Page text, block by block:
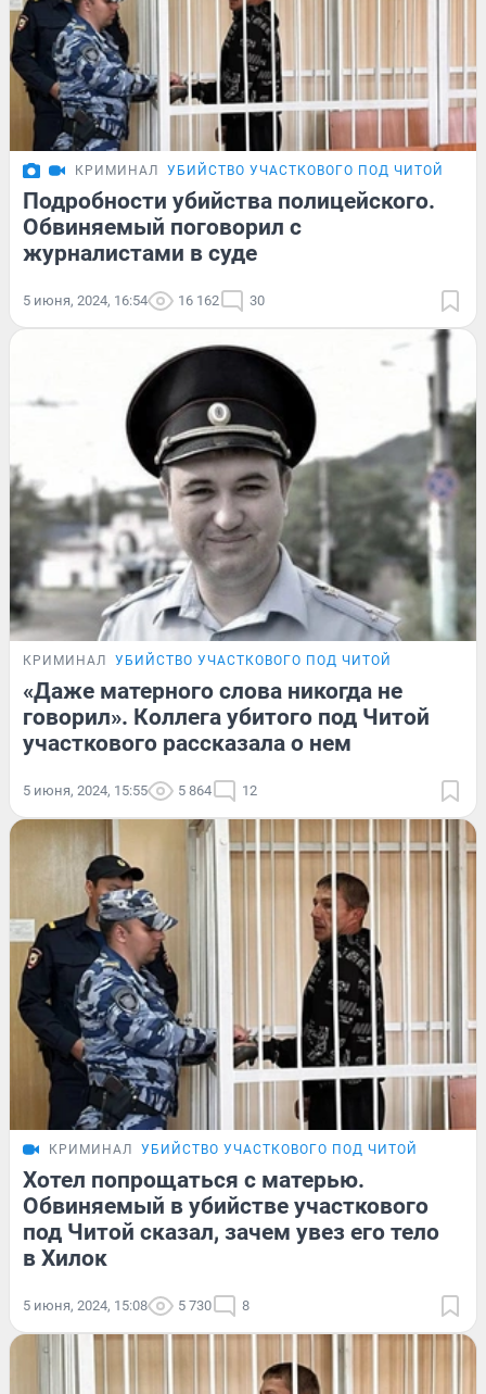
КРИМИНАЛ УБИЙСТВО УЧАСТКОВОГО ПОД ЧИТОЙ
Подробности убийства полицейского.
Обвиняемый поговорил с
журналистами в суде
5 июня, 2024, 16:54 16 162 30
КРИМИНАЛ УБИЙСТВО УЧАСТКОВОГО ПОД ЧИТОЙ
«Даже матерного слова никогда не
говорил». Коллега убитого под Читой
участкового рассказала о нем
5 июня, 2024, 15:55 5 864 12
КРИМИНАЛ УБИЙСТВО УЧАСТКОВОГО ПОД ЧИТОЙ
Хотел попрощаться с матерью.
Обвиняемый в убийстве участкового
под Читой сказал, зачем увез его тело
в Хилок
5 июня, 2024, 15:08 5 730 8